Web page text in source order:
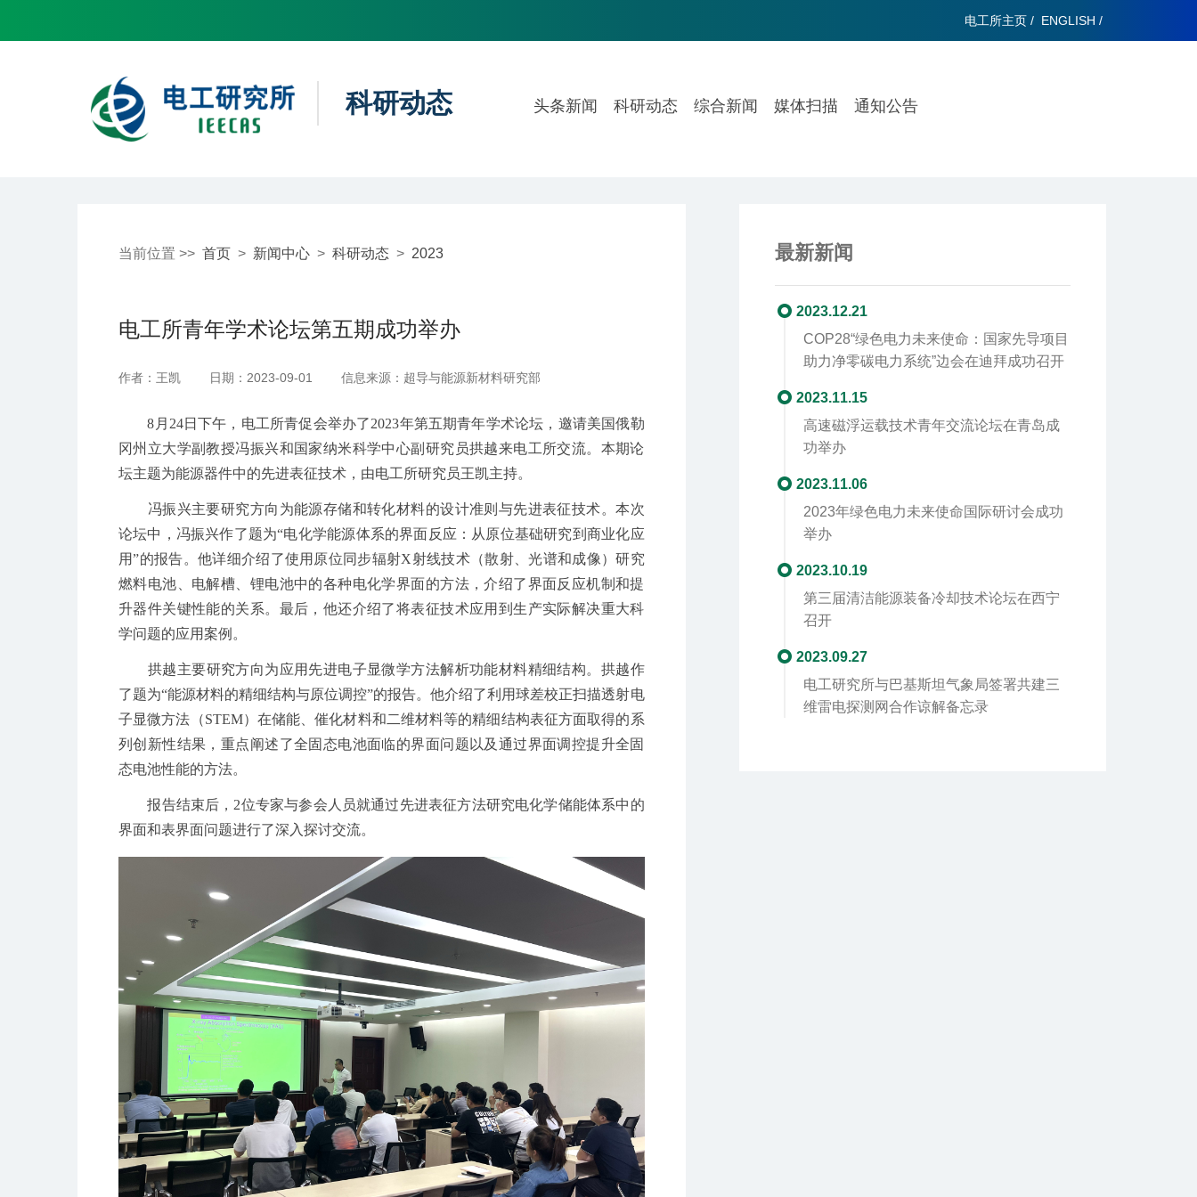
电工所主页 / ENGLISH /
科研动态 头条新闻 科研动态 综合新闻 媒体扫描 通知公告
当前位置 >> 首页 > 新闻中心 > 科研动态 > 2023
电工所青年学术论坛第五期成功举办
作者：王凯 日期：2023-09-01 信息来源：超导与能源新材料研究部
8 月 24日下午，电工所青促会举办了2023年第五期青年学术论坛，邀请美国俄勒
冈州立大学副教授冯振兴和国家纳米科学中心副研究员拱越来电工所交流。本期论
坛主题为能源器件中的先进表征技术，由电工所研究员王凯主持。
冯振兴主要研究方向为能源存储和转化材料的设计准则与先进表征技术。本次
论坛中，冯振兴作了题为“电化学能源体系的界面反应：从原位基础研究到商业化应
用”的报告。他详细介绍了使用原位同步辐射X射线技术（散射、光谱和成像）研究
燃料电池、电解槽、锂电池中的各种电化学界面的方法，介绍了界面反应机制和提
升器件关键性能的关系。最后，他还介绍了将表征技术应用到生产实际解决重大科
学问题的应用案例。
拱越主要研究方向为应用先进电子显微学方法解析功能材料精细结构。拱越作
了题为“能源材料的精细结构与原位调控”的报告。他介绍了利用球差校正扫描透射电
子显微方法（STEM）在储能、催化材料和二维材料等的精细结构表征方面取得的系
列创新性结果，重点阐述了全固态电池面临的界面问题以及通过界面调控提升全固
态电池性能的方法。
报告结束后， 2位专家与参会人员就通过先进表征方法研究电化学储能体系中的
界面和表界面问题进行了深入探讨交流。
最新新闻
2023.12.21
COP28“绿色电力未来使命：国家先导项目
助力净零碳电力系统”边会在迪拜成功召开
2023.11.15
高速磁浮运载技术青年交流论坛在青岛成
功举办
2023.11.06
2023年绿色电力未来使命国际研讨会成功
举办
2023.10.19
第三届清洁能源装备冷却技术论坛在西宁
召开
2023.09.27
电工研究所与巴基斯坦气象局签署共建三
维雷电探测网合作谅解备忘录